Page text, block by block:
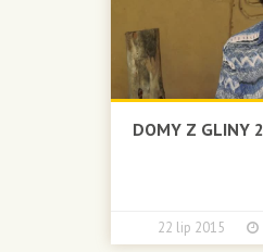
DOMY Z GLINY 2
22 lip 2015